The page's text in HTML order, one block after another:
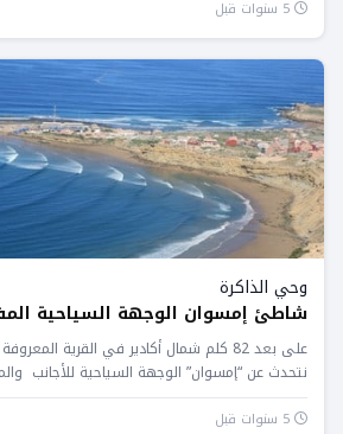
وحي الذاكرة
شاطئ إمسوان الوجهة السياحية المفضلة للسياح
على بعد 82 كلم شمال أكادير في القرية
نتحدث عن “إمسوان” الوجهة السياحية للأجانب